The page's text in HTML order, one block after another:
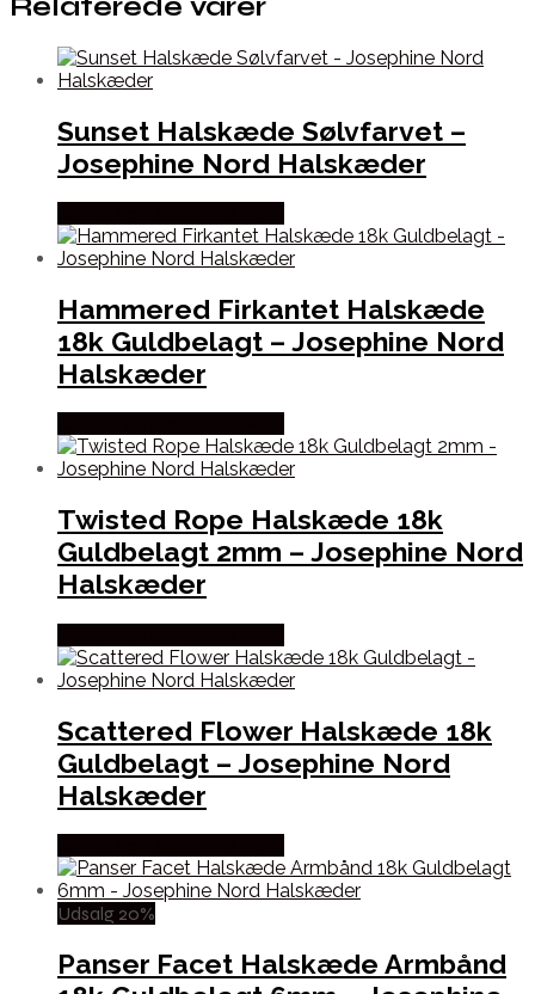
Relaterede varer
Sunset Halskæde Sølvfarvet –
Josephine Nord Halskæder
Hammered Firkantet Halskæde
18k Guldbelagt – Josephine Nord
Halskæder
Twisted Rope Halskæde 18k
Guldbelagt 2mm – Josephine Nord
Halskæder
Scattered Flower Halskæde 18k
Guldbelagt – Josephine Nord
Halskæder
Udsalg 20%
Panser Facet Halskæde Armbånd